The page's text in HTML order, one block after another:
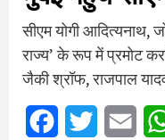
सीएम योगी
राज्य’ के रूप में प्रमोट
जैकी श्रॉफ, राजपाल
FacebookTwitter